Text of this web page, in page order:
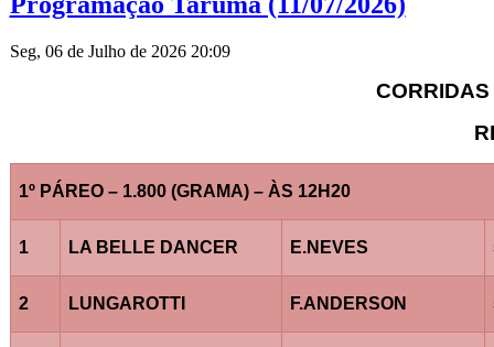
Seg, 06 de Julho de 2026 20:09
1º PÁREO – 1.800 (GRAMA) – ÀS 12H20
1 LA BELLE DANCER E.NEVES
2 LUNGAROTTI F.ANDERSON